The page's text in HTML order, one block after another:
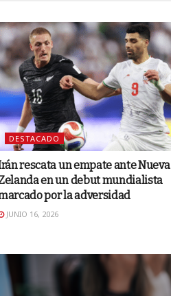
DESTACADO
rescata un empate ante Nueva
en un debut mundialista
por la adversidad
JUNIO 16, 2026